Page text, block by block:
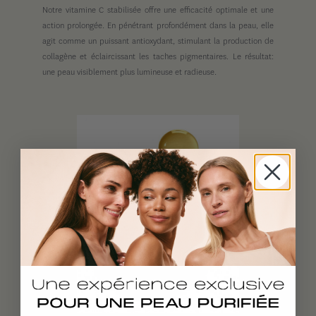
Notre vitamine C stabilisée offre une efficacité optimale et une
action prolongée. En pénétrant profondément dans la peau, elle
agit comme un puissant antioxydant, stimulant la production de
collagène et éclaircissant les taches pigmentaires. Le résultat:
une peau visiblement plus lumineuse et radieuse.